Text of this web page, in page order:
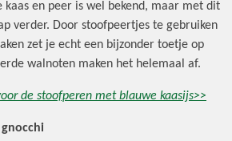
kaas en peer is wel bekend, maar met dit
verder. Door stoofpeertjes te gebruiken
zet je echt een bijzonder toetje op
walnoten maken het helemaal af.
de stoofperen met blauwe kaasijs>>